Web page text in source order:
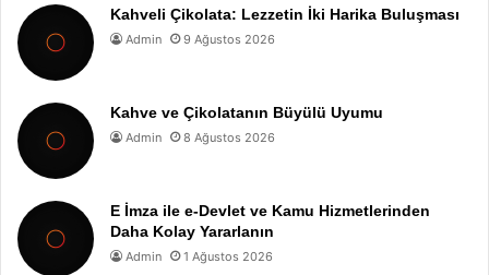
Kahveli Çikolata: Lezzetin İki Harika Buluşması
Admin 9 Ağustos 2026
Kahve ve Çikolatanın Büyülü Uyumu
Admin 8 Ağustos 2026
E İmza ile e-Devlet ve Kamu Hizmetlerinden
Daha Kolay Yararlanın
Admin 1 Ağustos 2026